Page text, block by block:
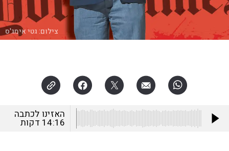
צילום:גטי אימג'ס
האזינו לכתבה
14:16 דקות